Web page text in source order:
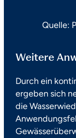
Quelle:
Weitere
Durch ein
ergeben sich
die